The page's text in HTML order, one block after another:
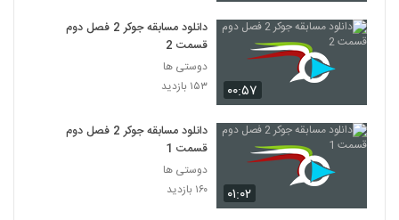
۰۰:۵۷
دانلود مسابقه جوکر 2 فصل دوم
قسمت 2
دوستی ها
۱۵۳ بازدید
۰۱:۰۲
دانلود مسابقه جوکر 2 فصل دوم
قسمت 1
دوستی ها
۱۶۰ بازدید